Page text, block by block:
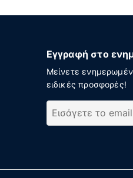
Εγγραφή στο
Μείνετε
ειδικές προσφορές!